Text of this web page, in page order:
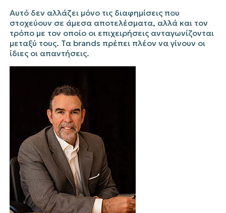
Αυτό δεν αλλάζει μόνο τις διαφημίσεις που
στοχεύουν σε άμεσα αποτελέσματα, αλλά και τον
τρόπο με τον οποίο οι επιχειρήσεις ανταγωνίζονται
μεταξύ τους. Τα brands πρέπει πλέον να γίνουν οι
ίδιες οι απαντήσεις.